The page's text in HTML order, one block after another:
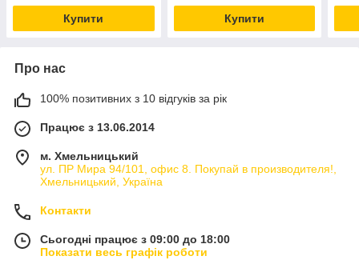
Купити Купити
Про нас
100% позитивних з 10 відгуків за рік
Працює з 13.06.2014
м. Хмельницький
ул. ПР Мира 94/101, офис 8. Покупай в производителя!,
Хмельницький, Україна
Контакти
Сьогодні працює з 09:00 до 18:00
Показати весь графік роботи